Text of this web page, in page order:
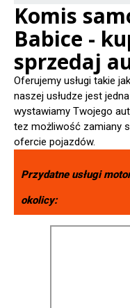
Komis
Babice -
sprzedaj
Oferujemy usługi takie
naszej usłudze jest
wystawiamy Twojego
tez możliwość zamiany
ofercie pojazdów.
Przydatne usługi
okolicy: